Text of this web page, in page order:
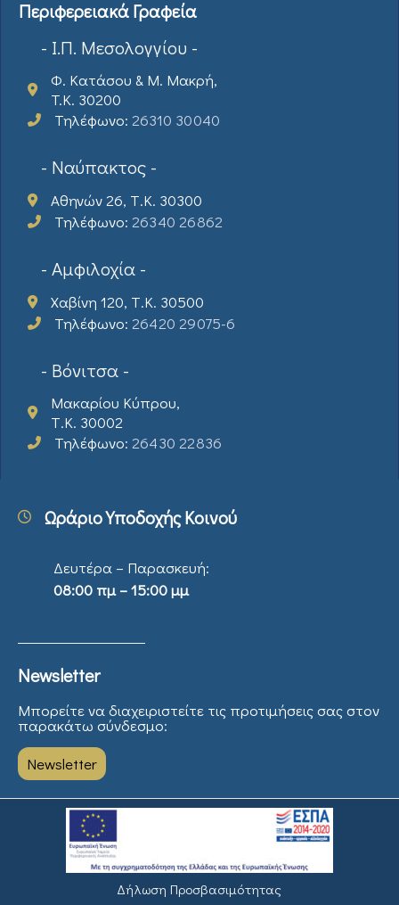
Περιφερειακά Γραφεία
- Ι.Π. Μεσολογγίου -
Φ. Κατάσου & Μ. Μακρή,
T.K. 30200
Τηλέφωνο: 26310 30040
- Ναύπακτος -
Αθηνών 26, Τ.Κ. 30300
Τηλέφωνο: 26340 26862
- Αμφιλοχία -
Χαβίνη 120, Τ.Κ. 30500
Τηλέφωνο: 26420 29075-6
- Βόνιτσα -
Μακαρίου Κύπρου,
Τ.Κ. 30002
Τηλέφωνο: 26430 22836
Ωράριο Υποδοχής Κοινού
Δευτέρα – Παρασκευή:
08:00 πμ – 15:00 μμ
Newsletter
Μπορείτε να διαχειριστείτε τις προτιμήσεις σας στον
παρακάτω σύνδεσμο:
Newsletter
Δήλωση Προσβασιμότητας